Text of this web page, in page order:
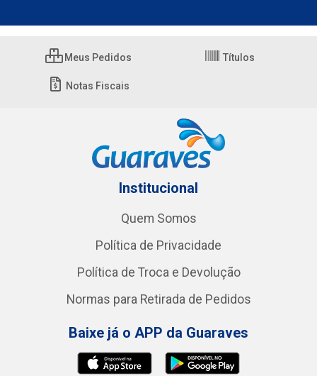
Meus Pedidos Títulos
Notas Fiscais
Institucional
Quem Somos
Política de Privacidade
Política de Troca e Devolução
Normas para Retirada de Pedidos
Baixe já o APP da Guaraves